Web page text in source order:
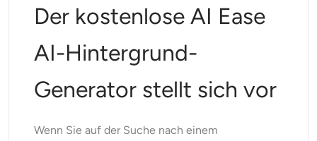
Der kostenlose AI Ease
AI-Hintergrund-
Generator stellt sich vor
Wenn Sie auf der Suche nach einem